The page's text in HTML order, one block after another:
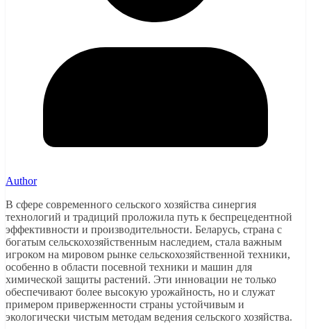
Author
В сфере современного сельского хозяйства синергия
технологий и традиций проложила путь к беспрецедентной
эффективности и производительности. Беларусь, страна с
богатым сельскохозяйственным наследием, стала важным
игроком на мировом рынке сельскохозяйственной техники,
особенно в области посевной техники и машин для
химической защиты растений. Эти инновации не только
обеспечивают более высокую урожайность, но и служат
примером приверженности страны устойчивым и
экологически чистым методам ведения сельского хозяйства.